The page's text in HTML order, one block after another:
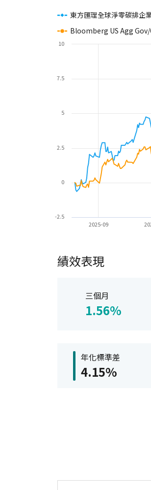
東方匯理全球淨零碳排企
Bloomberg US Agg
2025-09
-2.5
0
2.5
5
7.5
10
績效表現
三個月
1.56%
年化標準差
4.15%